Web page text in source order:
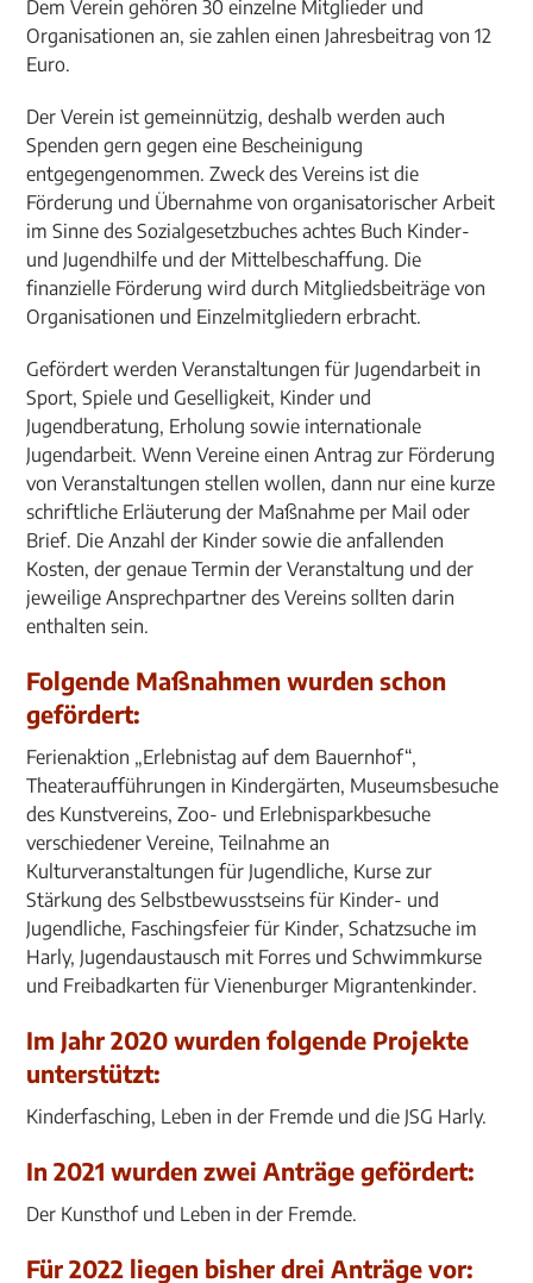
Dem Verein gehören 30 einzelne Mitglieder und
Organisationen an, sie zahlen einen Jahresbeitrag von 12
Euro.
Der Verein ist gemeinnützig, deshalb werden auch
Spenden gern gegen eine Bescheinigung
entgegengenommen. Zweck des Vereins ist die
Förderung und Übernahme von organisatorischer Arbeit
im Sinne des Sozialgesetzbuches achtes Buch Kinder-
und Jugendhilfe und der Mittelbeschaffung. Die
finanzielle Förderung wird durch Mitgliedsbeiträge von
Organisationen und Einzelmitgliedern erbracht.
Gefördert werden Veranstaltungen für Jugendarbeit in
Sport, Spiele und Geselligkeit, Kinder und
Jugendberatung, Erholung sowie internationale
Jugendarbeit. Wenn Vereine einen Antrag zur Förderung
von Veranstaltungen stellen wollen, dann nur eine kurze
schriftliche Erläuterung der Maßnahme per Mail oder
Brief. Die Anzahl der Kinder sowie die anfallenden
Kosten, der genaue Termin der Veranstaltung und der
jeweilige Ansprechpartner des Vereins sollten darin
enthalten sein.
Folgende Maßnahmen wurden schon
gefördert:
Ferienaktion „Erlebnistag auf dem Bauernhof“,
Theateraufführungen in Kindergärten, Museumsbesuche
des Kunstvereins, Zoo- und Erlebnisparkbesuche
verschiedener Vereine, Teilnahme an
Kulturveranstaltungen für Jugendliche, Kurse zur
Stärkung des Selbstbewusstseins für Kinder- und
Jugendliche, Faschingsfeier für Kinder, Schatzsuche im
Harly, Jugendaustausch mit Forres und Schwimmkurse
und Freibadkarten für Vienenburger Migrantenkinder.
Im Jahr 2020 wurden folgende Projekte
unterstützt:
Kinderfasching, Leben in der Fremde und die JSG Harly.
In 2021 wurden zwei Anträge gefördert:
Der Kunsthof und Leben in der Fremde.
Für 2022 liegen bisher drei Anträge vor: